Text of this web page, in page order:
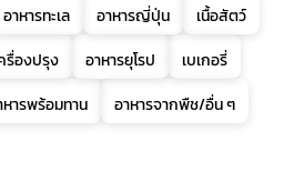
อาหารทะเล อาหารญี่ปุ่น
เนื้อสัตว์
รื่องปรุง อาหารยุโรป
เบเกอรี่
หารพร้อมทาน อาหารจากพืช/อื่น ๆ